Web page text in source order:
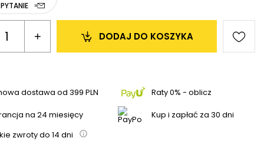
+ DO KOSZYKA
dostawa od399 PLN
Raty 0% - oblicz
na 24 miesięcy
Kup i zapłać za 30 dni
zwroty do 14 dni